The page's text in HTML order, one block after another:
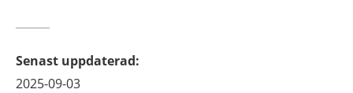
Senast uppdaterad:
2025-09-03